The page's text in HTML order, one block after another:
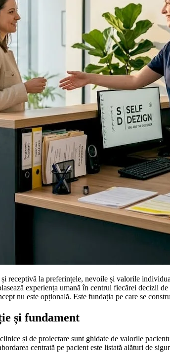
receptivă la preferințele, nevoile și valorile
experiența umană în centrul fiecărei decizii
nu este opțională. Este fundația pe care se
și fundament
și de proiectare sunt ghidate de valorile
centrată pe pacient este listată alături de